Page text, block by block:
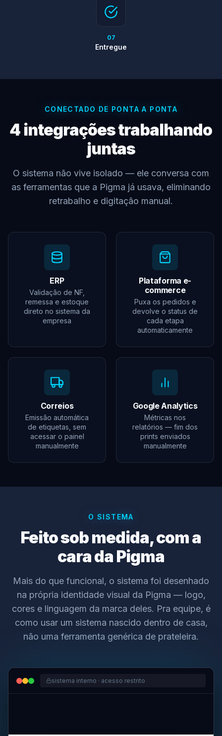
07
Entregue
CONECTADO DE PONTA A PONTA
4 integrações trabalhando
juntas
O sistema não vive isolado — ele conversa com
as ferramentas que a Pigma já usava, eliminando
retrabalho e digitação manual.
ERP
Validação de NF,
remessa e estoque
direto no sistema da
empresa
Plataforma e-
commerce
Puxa os pedidos e
devolve o status de
cada etapa
automaticamente
Correios
Emissão automática
de etiquetas, sem
acessar o painel
manualmente
Google Analytics
Métricas nos
relatórios — fim dos
prints enviados
manualmente
O SISTEMA
Feito sob medida, com a
cara da Pigma
Mais do que funcional, o sistema foi desenhado
na própria identidade visual da Pigma — logo,
cores e linguagem da marca deles. Pra equipe, é
como usar um sistema nascido dentro de casa,
não uma ferramenta genérica de prateleira.
sistema interno · acesso restrito